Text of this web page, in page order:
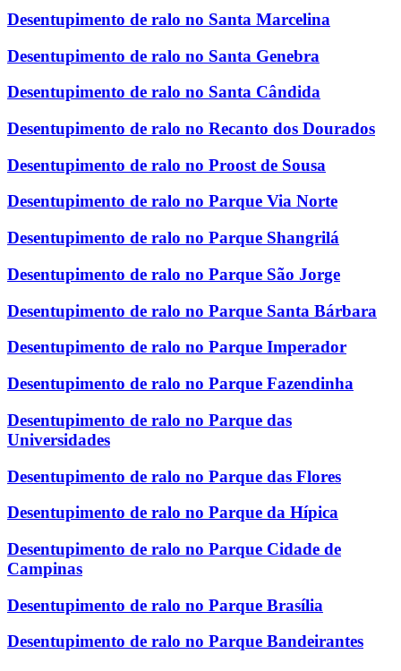
Desentupimento de ralo no Santa Marcelina
Desentupimento de ralo no Santa Genebra
Desentupimento de ralo no Santa Cândida
Desentupimento de ralo no Recanto dos Dourados
Desentupimento de ralo no Proost de Sousa
Desentupimento de ralo no Parque Via Norte
Desentupimento de ralo no Parque Shangrilá
Desentupimento de ralo no Parque São Jorge
Desentupimento de ralo no Parque Santa Bárbara
Desentupimento de ralo no Parque Imperador
Desentupimento de ralo no Parque Fazendinha
Desentupimento de ralo no Parque das
Universidades
Desentupimento de ralo no Parque das Flores
Desentupimento de ralo no Parque da Hípica
Desentupimento de ralo no Parque Cidade de
Campinas
Desentupimento de ralo no Parque Brasília
Desentupimento de ralo no Parque Bandeirantes